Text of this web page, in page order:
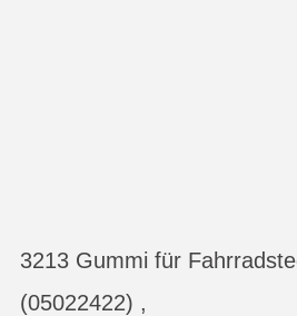
3213 Gummi für
(05022422) ,